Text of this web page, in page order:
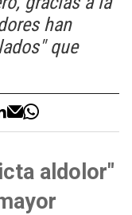
han
que
aldolor"